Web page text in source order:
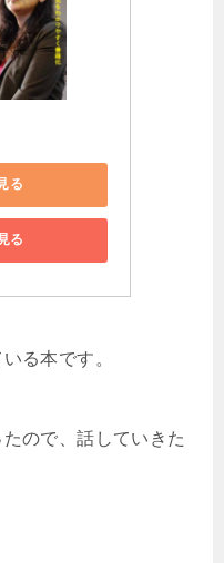
る
る
る本です。
ので、話していきた